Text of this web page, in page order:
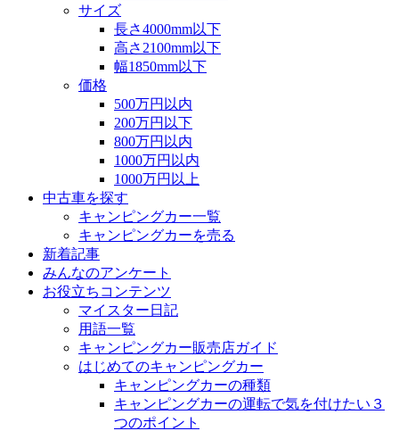
サイズ
長さ4000mm以下
高さ2100mm以下
幅1850mm以下
価格
500万円以内
200万円以下
800万円以内
1000万円以内
1000万円以上
中古車を探す
キャンピングカー一覧
キャンピングカーを売る
新着記事
みんなのアンケート
お役立ちコンテンツ
マイスター日記
用語一覧
キャンピングカー販売店ガイド
はじめてのキャンピングカー
キャンピングカーの種類
キャンピングカーの運転で気を付けたい３
つのポイント